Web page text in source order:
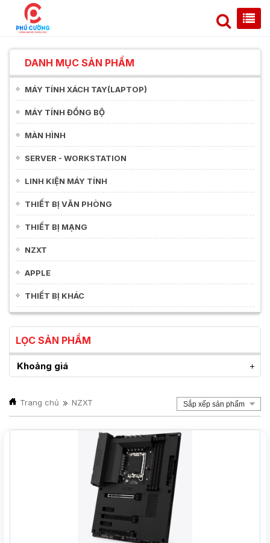
DANH MỤC SẢN PHẨM
MÁY TÍNH XÁCH TAY(LAPTOP)
MÁY TÍNH ĐỒNG BỘ
MÀN HÌNH
SERVER - WORKSTATION
LINH KIỆN MÁY TÍNH
THIẾT BỊ VĂN PHÒNG
THIẾT BỊ MẠNG
NZXT
APPLE
THIẾT BỊ KHÁC
LỌC SẢN PHẨM
Khoảng giá
Trang chủ NZXT Sắp xếp sản phẩm